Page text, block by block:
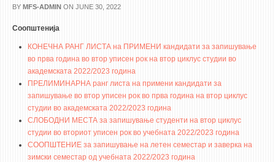
QIM-SEE
3DFindIT
WATERBRIDGING
CIRASIM
ENERGET
AIR QUALITY MODELLING
BY MFS-ADMIN ON JUNE 30, 2022
Соопштенија
КОНЕЧНА РАНГ ЛИСТА на ПРИМЕНИ кандидати за запишување
во прва година во втор уписен рок на втор циклус студии во
академската 2022/2023 година
ПРЕЛИМИНАРНА ранг листа на примени кандидати за
запишување во втор уписен рок во прва година на втор циклус
студии во академската 2022/2023 година
СЛОБОДНИ МЕСТА за запишување студенти на втор циклус
студии во вториот уписен рок во учебната 2022/2023 година
СООПШТЕНИЕ за запишување на летен семестар и заверка на
зимски семестар од учебната 2022/2023 година